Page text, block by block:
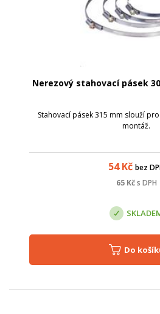
Nerezový stahovací pásek
Stahovací pásek 315 mm slouží
montáž.
54Kč bez
65Kč s DPH
Do